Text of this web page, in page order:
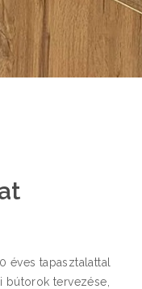
éves tapasztalattal
bútorok tervezése,